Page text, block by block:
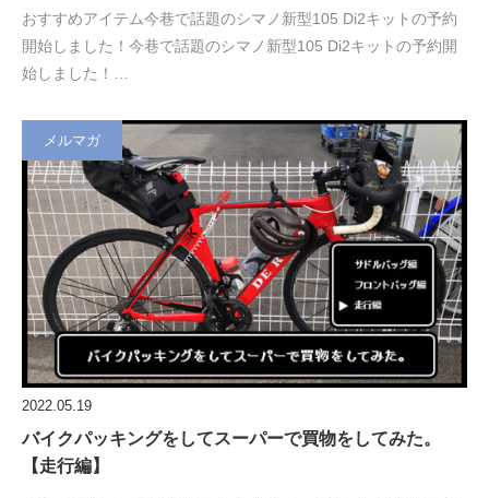
おすすめアイテム今巷で話題のシマノ新型105 Di2キットの予約
開始しました！今巷で話題のシマノ新型105 Di2キットの予約開
始しました！…
メルマガ
2022.05.19
バイクパッキングをしてスーパーで買物をしてみた。
【走行編】